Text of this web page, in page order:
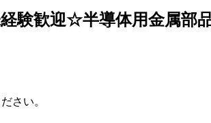
経験歓迎☆半導体用金属部
さい。